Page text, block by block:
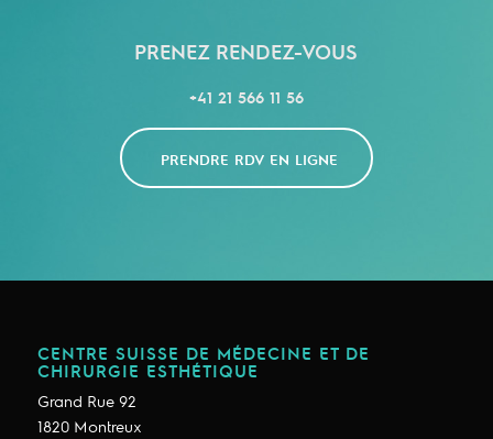
PRENEZ RENDEZ-VOUS
+41 21 566 11 56
PRENDRE RDV EN LIGNE
CENTRE SUISSE DE MÉDECINE ET DE
CHIRURGIE ESTHÉTIQUE
Grand Rue 92
1820 Montreux